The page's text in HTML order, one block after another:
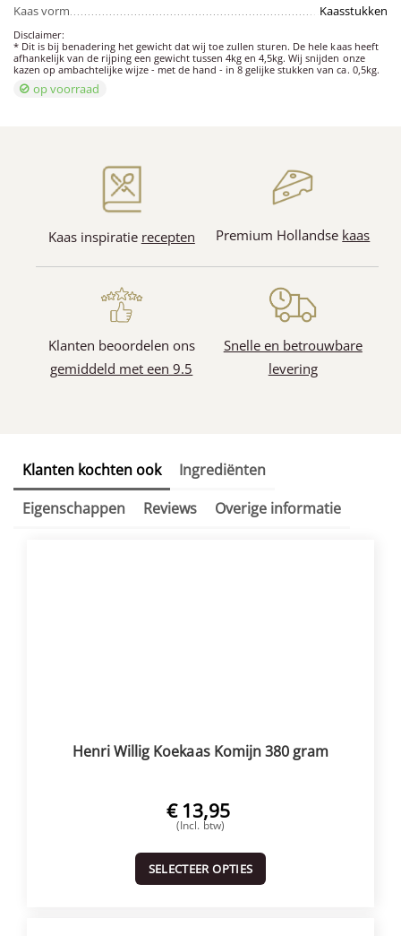
Kaas vorm
Kaasstukken
Disclaimer:
* Dit is bij benadering het gewicht dat wij toe zullen sturen. De hele kaas heeft
afhankelijk van de rijping een gewicht tussen 4kg en 4,5kg. Wij snijden onze
kazen op ambachtelijke wijze - met de hand - in 8 gelijke stukken van ca. 0,5kg.
op voorraad
Kaas inspiratie recepten Premium Hollandse kaas
Klanten beoordelen ons
gemiddeld met een 9.5
Snelle en betrouwbare
levering
Klanten kochten ook
Ingrediënten
Eigenschappen
Reviews Overige informatie
Henri Willig Koekaas Komijn 380 gram
€ 13,95
(Incl. btw)
SELECTEER OPTIES